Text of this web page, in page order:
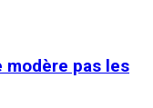
modère pas les